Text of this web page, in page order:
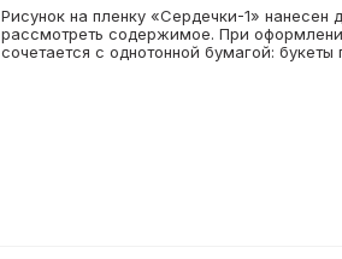
Рисунок на пленку «Сердечки-1» нанесен
рассмотреть содержимое. При
сочетается с однотонной бумагой: